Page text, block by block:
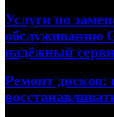
Услуги по
обслуживанию
надёжный
Ремонт дисков: